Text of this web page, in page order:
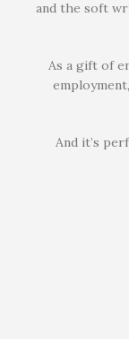
and the soft
As a gift of
And it’s